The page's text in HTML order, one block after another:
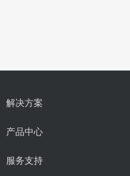
解决方案
产品中心
服务支持